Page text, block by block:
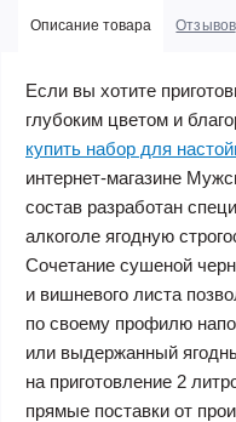
Описание товара Отзывов
Если вы хотите
глубоким цветом и
купить набор для
интернет-магазине
состав разработан
алкоголе ягодную
Сочетание сушеной
и вишневого листа
по своему профилю
или выдержанный
на приготовление 2
прямые поставки от